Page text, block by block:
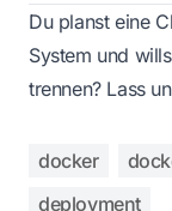
Du planst eine
System und
trennen? Lass
docker
deployment